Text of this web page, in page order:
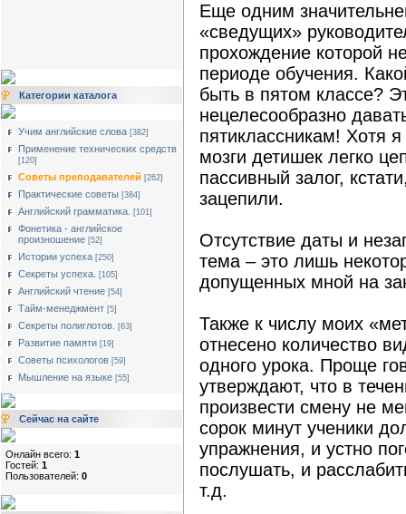
Категории каталога
Учим английские слова [382]
Применение технических средств
[120]
Советы преподавателей [262]
Практические советы [384]
Английский грамматика. [101]
Фонетика - английское
произношение [52]
Истории успеха [250]
Секреты успеха. [105]
Английский чтение [54]
Тайм-менеджмент [5]
Секреты полиглотов. [63]
Развитие памяти [19]
Советы психологов [59]
Мышление на языке [55]
Сейчас на сайте
Онлайн всего: 1
Гостей: 1
Пользователей: 0
Еще одним
«сведущих»
прохождение которой
периоде обучения.
быть в пятом классе?
нецелесообразно
пятиклассникам! Хотя
мозги детишек легко
пассивный залог,
зацепили.
Отсутствие даты и
тема – это лишь
допущенных мной на
Также к числу моих
отнесено количество
одного урока. Проще
утверждают, что в
произвести смену не
сорок минут ученики
упражнения, и устно
послушать, и
т.д.